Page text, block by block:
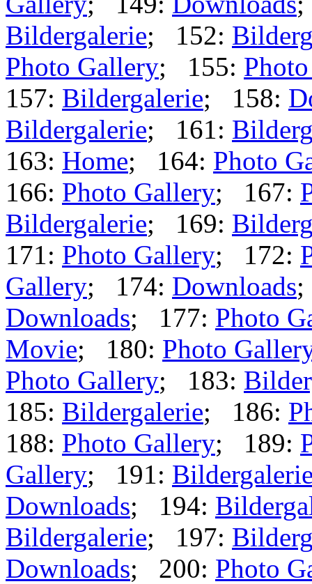
Bildergalerie; 152:
Photo Gallery; 155:
157: Bildergalerie; 158:
Bildergalerie; 161:
163: Home; 164: Photo
166: Photo Gallery; 167:
Bildergalerie; 169:
171: Photo Gallery; 172:
Gallery; 174: Downloads
Downloads; 177: Photo
Movie; 180: Photo
Photo Gallery; 183:
185: Bildergalerie; 186:
188: Photo Gallery; 189:
Gallery; 191:
Downloads; 194:
Bildergalerie; 197:
Downloads; 200: Photo